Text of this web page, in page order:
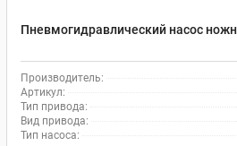
Пневмогидравлический насос
Производитель:
Артикул:
Тип привода:
Вид привода:
Тип насоса: